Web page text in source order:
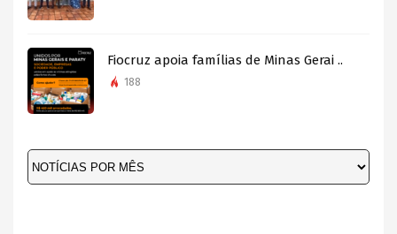
Fiocruz apoia famílias de Minas Gerai ..
188